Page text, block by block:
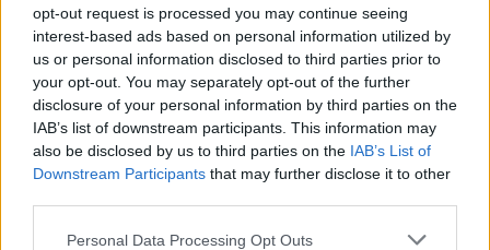
opt-out request is processed you may continue seeing
interest-based ads based on personal information utilized by
us or personal information disclosed to third parties prior to
your opt-out. You may separately opt-out of the further
disclosure of your personal information by third parties on the
IAB’s list of downstream participants. This information may
also be disclosed by us to third parties on the IAB’s List of
Downstream Participants that may further disclose it to other
Please note that this website/app uses one or more Google
Personal Data Processing Opt Outs
Christopher Reuning, egy bostoni hegedűkre
specializálódott (eladják és hitelesítik a
hangszereket) bolt tulajdonosa elmondta:
„Ritkán kerül eladásra ilyen jó állapotban lévő
eredeti Stradivari, aminek ráadásul ilyen
történelmi származási helye van. A Lady Blunt
valószínűleg a legjobb állapotban
fennmaradt Stradivari, amit eladásra
ajánlottak az elmúlt évszázadokban.“